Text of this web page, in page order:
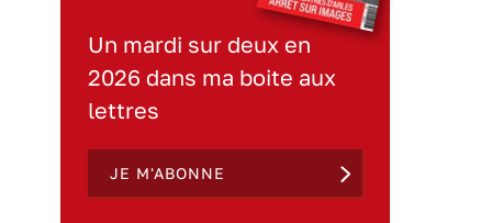
Un mardi sur deux en
2026 dans ma boite aux
lettres
JE M'ABONNE